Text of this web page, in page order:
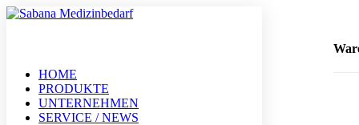
+49 (0) 611 – 50 46 40 8-0
MEIN KONTO
DE
HOME
PRODUKTE
UNTERNEHMEN
SERVICE / NEWS